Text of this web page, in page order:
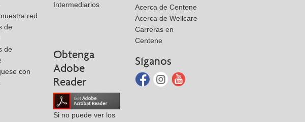
red
de
de
con
Intermediarios
Acerca de Centene
Acerca de Wellcare
Carreras en
Centene
Obtenga
Adobe
Reader
Si no puede ver los
Síganos